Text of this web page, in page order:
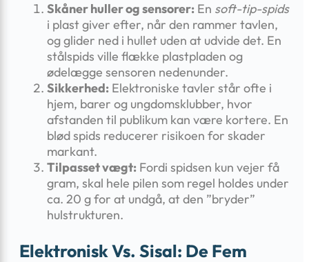
Skåner huller og sensorer: En soft-tip-spids
i plast giver efter, når den rammer tavlen,
og glider ned i hullet uden at udvide det. En
stålspids ville flække plastpladen og
ødelægge sensoren nedenunder.
Sikkerhed: Elektroniske tavler står ofte i
hjem, barer og ungdomsklubber, hvor
afstanden til publikum kan være kortere. En
blød spids reducerer risikoen for skader
markant.
Tilpasset vægt: Fordi spidsen kun vejer få
gram, skal hele pilen som regel holdes under
ca. 20 g for at undgå, at den ”bryder”
hulstrukturen.
Elektronisk Vs. Sisal: De Fem